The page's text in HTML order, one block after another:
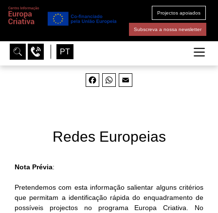
Projectos apoiados
Subscreva a nossa newsletter
PT
FacebookWhatsApp
Redes Europeias
Nota Prévia:
Pretendemos com esta informação salientar alguns critérios
que permitam a identificação rápida do enquadramento de
possíveis projectos no programa Europa Criativa. No